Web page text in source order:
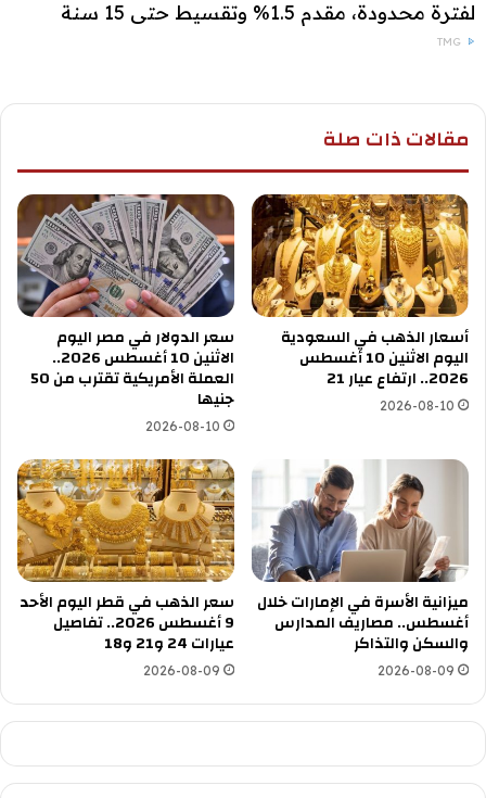
لفترة محدودة، مقدم 1.5% وتقسيط حتى 15 سنة
TMG
مقالات ذات صلة
أسعار الذهب في السعودية
اليوم الاثنين 10 أغسطس
2026.. ارتفاع عيار 21
2026-08-10
سعر الدولار في مصر اليوم
الاثنين 10 أغسطس 2026..
العملة الأمريكية تقترب من 50
جنيها
2026-08-10
ميزانية الأسرة في الإمارات خلال
أغسطس.. مصاريف المدارس
والسكن والتذاكر
2026-08-09
سعر الذهب في قطر اليوم الأحد
9 أغسطس 2026.. تفاصيل
عيارات 24 و21 و18
2026-08-09